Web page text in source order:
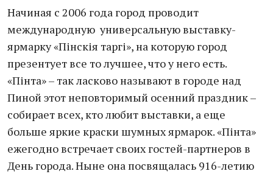
Начиная с 2006 года город проводит
международную универсальную выставку-
ярмарку «Пінскія таргі», на которую город
презентует все то лучшее, что у него есть.
«Пінта» – так ласково называют в городе над
Пиной этот неповторимый осенний праздник –
собирает всех, кто любит выставки, а еще
больше яркие краски шумных ярмарок. «Пінта»
ежегодно встречает своих гостей-партнеров в
День города. Ныне она посвящалась 916-летию